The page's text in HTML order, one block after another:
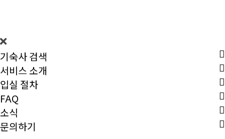
기숙사 검색
서비스 소개
입실 절차
FAQ
소식
문의하기